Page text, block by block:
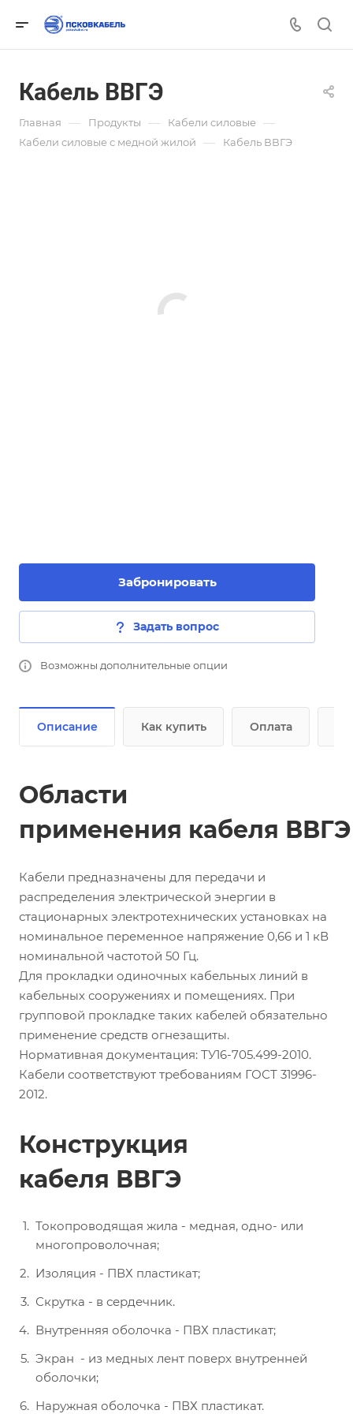
Кабель ВВГЭ
Главная — Продукты — Кабели силовые —
Кабели силовые с медной жилой — Кабель ВВГЭ
Забронировать
Задать вопрос
Возможны дополнительные опции
Описание Как купить Оплата
Области
применения кабеля ВВГЭ
Кабели предназначены для передачи и
распределения электрической энергии в
стационарных электротехнических установках на
номинальное переменное напряжение 0,66 и 1 кВ
номинальной частотой 50 Гц.
Для прокладки одиночных кабельных линий в
кабельных сооружениях и помещениях. При
групповой прокладке таких кабелей обязательно
применение средств огнезащиты.
Нормативная документация: ТУ16-705.499-2010.
Кабели соответствуют требованиям ГОСТ 31996-
2012.
Конструкция
кабеля ВВГЭ
Токопроводящая жила - медная, одно- или
многопроволочная;
Изоляция - ПВХ пластикат;
Скрутка - в сердечник.
Внутренняя оболочка - ПВХ пластикат;
Экран - из медных лент поверх внутренней
оболочки;
Наружная оболочка - ПВХ пластикат.